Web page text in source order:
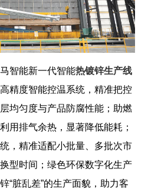
智能新一代智能热镀锌生产线
精度智能控温系统，精准把控
均匀度与产品防腐性能；助燃
用排气余热，显著降低能耗；
，精准适配小批量、多批次市
型时间；绿色环保数字化生产
“脏乱差”的生产面貌，助力客